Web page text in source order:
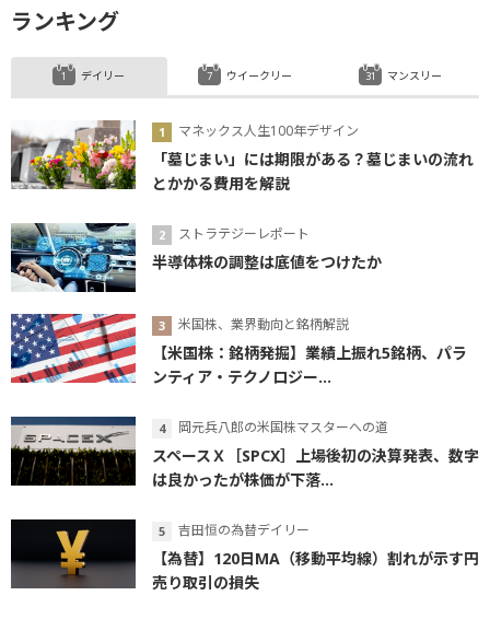
ランキング
デイリー
マネックス人生100年デザイン
「墓じまい」には期限がある？墓じまいの流れ
とかかる費用を解説
ストラテジーレポート
半導体株の調整は底値をつけたか
米国株、業界動向と銘柄解説
【米国株：銘柄発掘】業績上振れ5銘柄、パラ
ンティア・テクノロジー...
岡元兵八郎の米国株マスターへの道
スペースＸ［SPCX］上場後初の決算発表、数字
は良かったが株価が下落...
吉田恒の為替デイリー
【為替】120日MA（移動平均線）割れが示す円
売り取引の損失
ウイークリー マンスリー